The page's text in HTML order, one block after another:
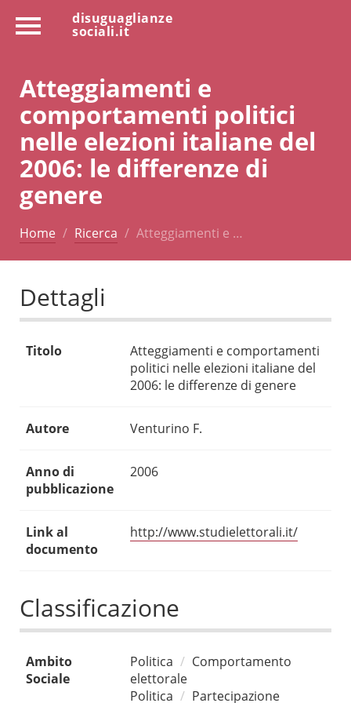
disuguaglianze
sociali.it
Atteggiamenti e
comportamenti politici
nelle elezioni italiane del
2006: le differenze di
genere
Home Ricerca Atteggiamenti e …
Dettagli
Titolo
Atteggiamenti e comportamenti
politici nelle elezioni italiane del
2006: le differenze di genere
Autore Venturino F.
Anno di
pubblicazione
2006
Link al
documento
http://www.studielettorali.it/
Classificazione
Ambito
Sociale
Politica
Comportamento
elettorale
Politica
Partecipazione